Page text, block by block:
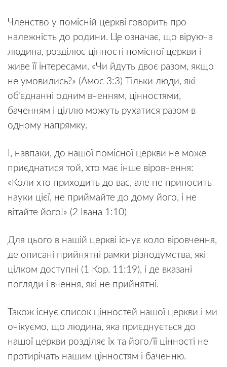
Членство у помісній церкві говорить про
належність до родини. Це означає, що віруюча
людина, розділює цінності помісної церкви і
живе її інтересами. «Чи йдуть двоє разом, якщо
не умовились?» (Амос 3:3) Тільки люди, які
об’єднанні одним вченням, цінностями,
баченням і ціллю можуть рухатися разом в
одному напрямку.
І, навпаки, до нашої помісної церкви не може
приєднатися той, хто має інше віровчення:
«Коли хто приходить до вас, але не приносить
науки цієї, не приймайте до дому його, і не
вітайте його!» (2 Івана 1:10)
Для цього в нашій церкві існує коло віровчення,
де описані прийнятні рамки різнодумства, які
цілком доступні (1 Кор. 11:19), і де вказані
погляди і вчення, які не прийнятні.
Також існує список цінностей нашої церкви і ми
очікуємо, що людина, яка приєднується до
нашої церкви розділяє їх та його/її цінності не
протирічать нашим цінностям і баченню.